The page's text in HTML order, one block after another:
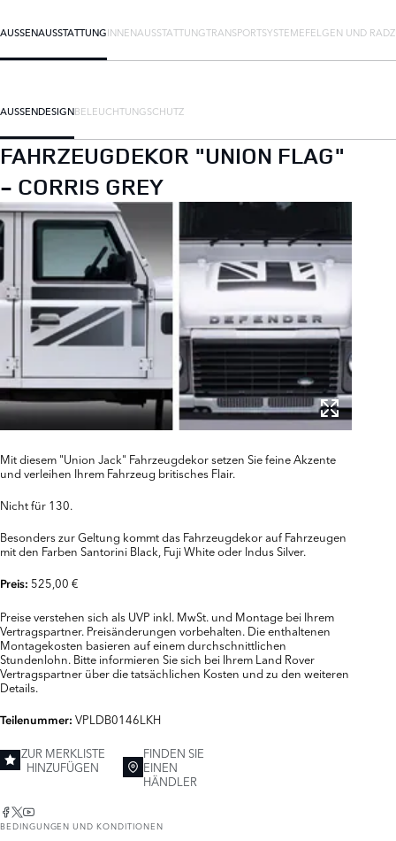
AUSSENAUSSTATTUNG INNENAUSSTATTUNGTRANSPORTSYSTEMEFELGEN UND
AUSSENDESIGN BELEUCHTUNGSCHUTZ
FAHRZEUGDEKOR "UNION FLAG"
- CORRIS GREY
Mit diesem "Union Jack" Fahrzeugdekor setzen Sie feine Akzente
und verleihen Ihrem Fahrzeug britisches Flair.
Nicht für 130.
Besonders zur Geltung kommt das Fahrzeugdekor auf Fahrzeugen
mit den Farben Santorini Black, Fuji White oder Indus Silver.
Preis: 525,00 €
Preise verstehen sich als UVP inkl. MwSt. und Montage bei Ihrem
Vertragspartner. Preisänderungen vorbehalten. Die enthaltenen
Montagekosten basieren auf einem durchschnittlichen
Stundenlohn. Bitte informieren Sie sich bei Ihrem Land Rover
Vertragspartner über die tatsächlichen Kosten und zu den weiteren
Details.
Teilenummer: VPLDB0146LKH
ZUR MERKLISTE
HINZUFÜGEN
FINDEN SIE
EINEN
HÄNDLER
BEDINGUNGEN UND KONDITIONEN